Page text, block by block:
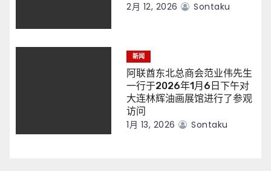
2月 12, 2026 Sontaku
新闻
阿联酋东北总商会范业伟先生
一行于2026年1月6日下午对
大连林辉油画展馆进行了参观
访问
1月 13, 2026 Sontaku